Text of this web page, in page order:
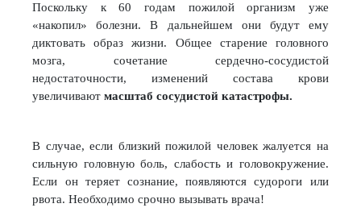
Поскольку к 60 годам пожилой организм уже
«накопил» болезни. В дальнейшем они будут ему
диктовать образ жизни. Общее старение головного
мозга, сочетание сердечно-сосудистой
недостаточности, изменений состава крови
увеличиваютмасштаб сосудистой катастрофы.
В случае, если близкий пожилой человек жалуется на
сильную головную боль, слабость и головокружение.
Если он теряет сознание, появляются судороги или
рвота. Необходимо срочно вызывать врача!